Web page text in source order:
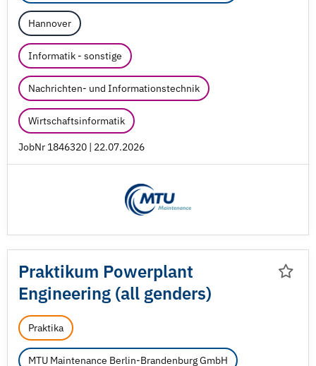
Hannover
Informatik - sonstige
Nachrichten- und Informationstechnik
Wirtschaftsinformatik
JobNr 1846320 | 22.07.2026
Praktikum Powerplant
Engineering (all genders)
Praktika
MTU Maintenance Berlin-Brandenburg GmbH